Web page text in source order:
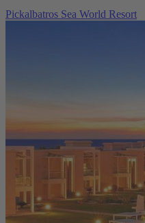
Pickalbatros Sea World Resort